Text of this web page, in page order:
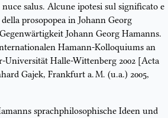
nuce salus. Alcune ipotesi sul significato e
prosopopea in Johann Georg
Johann Georg Hamanns.
Hamann-Kolloquiums an
Universität Halle-Wittenberg 2002 [Acta
Gajek, Frankfurt a. M. (u.a.) 2005,
sprachphilosophische Ideen und